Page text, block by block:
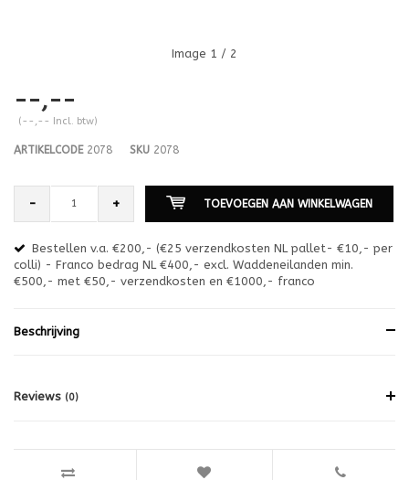
Image 1 / 2
--,--
(--,-- Incl. btw)
ARTIKELCODE2078 SKU 2078
- + TOEVOEGEN AAN WINKELWAGEN
Bestellen v.a. €200,- (€25 verzendkosten NL pallet- €10,- per
colli) - Franco bedrag NL €400,- excl. Waddeneilanden min.
€500,- met €50,- verzendkosten en €1000,- franco
Beschrijving
Reviews (0)